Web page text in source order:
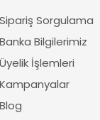
Sipariş Sorgulama
Banka Bilgilerimiz
Üyelik İşlemleri
Kampanyalar
Blog